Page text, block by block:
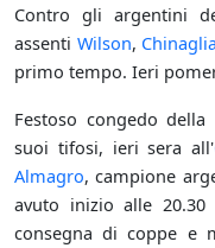
Contro gli argentini
assenti Wilson, Chinaglia
primo tempo. Ieri
Festoso congedo della
suoi tifosi, ieri sera all'
Almagro, campione
avuto inizio alle
consegna di coppe e